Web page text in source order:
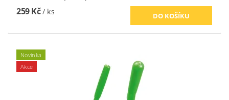
259 Kč/ ks
Novinka
Akce